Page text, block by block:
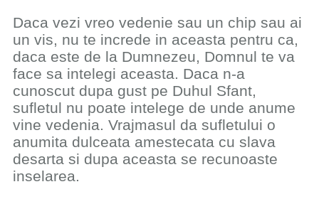
Daca vezi vreo vedenie sau un chip sau ai
un vis, nu te increde in aceasta pentru ca,
daca este de la Dumnezeu, Domnul te va
face sa intelegi aceasta. Daca n-a
cunoscut dupa gust pe Duhul Sfant,
sufletul nu poate intelege de unde anume
vine vedenia. Vrajmasul da sufletului o
anumita dulceata amestecata cu slava
desarta si dupa aceasta se recunoaste
inselarea.